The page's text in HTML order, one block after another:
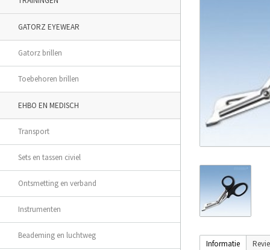
GATORZ EYEWEAR
Gatorz brillen
Toebehoren brillen
EHBO EN MEDISCH
Transport
Sets en tassen civiel
Ontsmetting en verband
Instrumenten
Beademing en luchtweg
Informatie